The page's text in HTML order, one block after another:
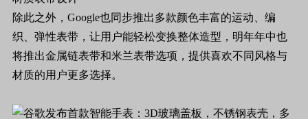
除此之外，Google也同步推出多款颜色丰富的运动、编
织、弹性表带，让用户能轻松变换整体造型，明年年中也
将推出金属链表带和米兰表带选项，提供喜欢不同风格与
材质的用户更多选择。